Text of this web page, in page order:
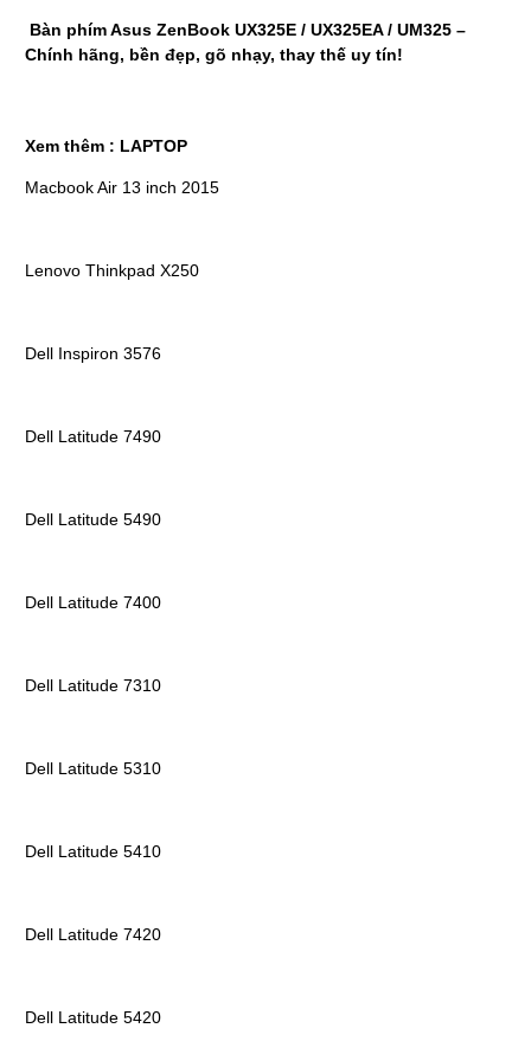
Bàn phím Asus ZenBook UX325E / UX325EA / UM325 –
Chính hãng, bền đẹp, gõ nhạy, thay thế uy tín!
Xem thêm : LAPTOP
Macbook Air 13 inch 2015
Lenovo Thinkpad X250
Dell Inspiron 3576
Dell Latitude 7490
Dell Latitude 5490
Dell Latitude 7400
Dell Latitude 7310
Dell Latitude 5310
Dell Latitude 5410
Dell Latitude 7420
Dell Latitude 5420